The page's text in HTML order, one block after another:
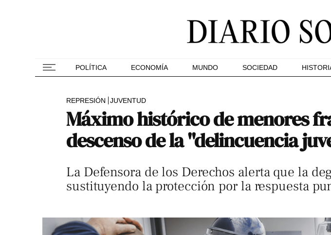
POLÍTICA ECONOMÍA MUNDO SOCIEDAD
REPRESIÓN JUVENTUD
Máximo histórico de menores
descenso de la "delincuencia
La Defensora de los Derechos alerta que la
sustituyendo la protección por la respuesta